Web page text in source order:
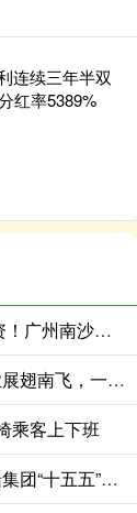
连续三年半双
红率5389%
铭创配资 谋划储备超6000亿重大项目投资！广州南沙在京宣介“十五五”规划新机遇
众诚速配 走进北京！刘炜：欢迎广大企业展翅南飞，一起“来南沙，创未来”
乘客上下班
涨停吧 两大基地剑指千亿船海产业！中船集团“十五五”再加码南沙